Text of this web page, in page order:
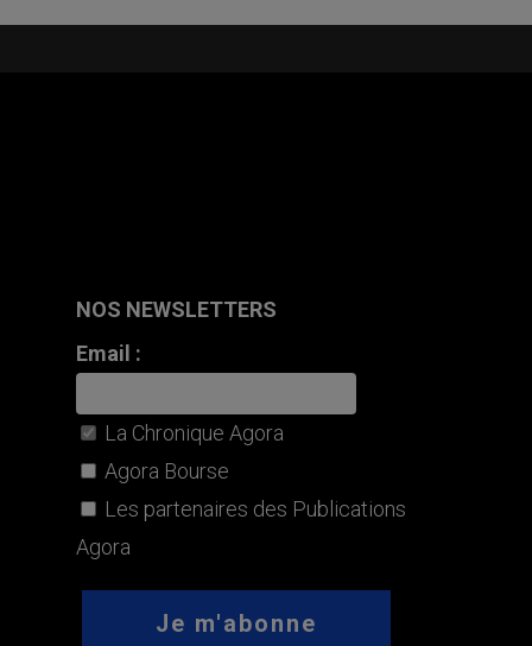
NOS NEWSLETTERS
Email :
La Chronique Agora
Agora Bourse
Les partenaires des Publications
Agora